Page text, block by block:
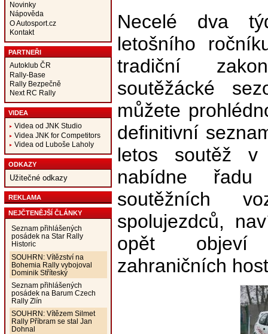
Novinky
Nápověda
O Autosport.cz
Kontakt
PARTNEŘI
Autoklub ČR
Rally-Base
Rally Bezpečně
Next RC Rally
VIDEA
Videa od JNK Studio
Videa JNK for Competitors
Videa od Luboše Laholy
ODKAZY
Užitečné odkazy
REKLAMA
NEJČTENĚJŠÍ ČLÁNKY
Seznam přihlášených
posádek na Star Rally
Historic
SOUHRN: Vítězství na
Bohemia Rally vybojoval
Dominik Stříteský
Seznam přihlášených
posádek na Barum Czech
Rally Zlín
SOUHRN: Vítězem Silmet
Rally Příbram se stal Jan
Dohnal
Necelé dva
letošního
tradiční
soutěžácké
můžete
definitivní
letos soutěž v
nabídne řadu
soutěžních
spolujezdců,
opět objeví
zahraničních